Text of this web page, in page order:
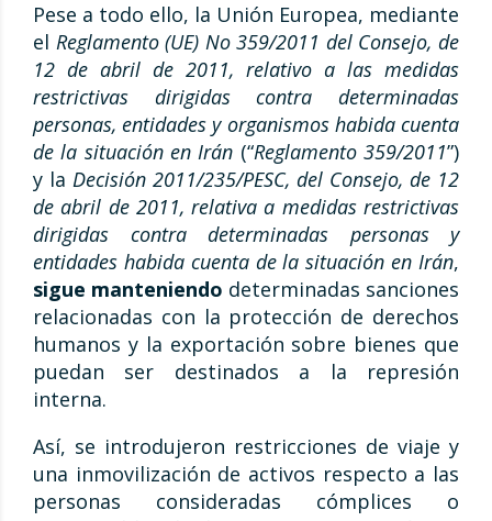
Pese a todo ello, la Unión Europea, mediante
el Reglamento (UE) No 359/2011 del Consejo, de
12 de abril de 2011, relativo a las medidas
restrictivas dirigidas contra determinadas
personas, entidades y organismos habida cuenta
de la situación en Irán (“Reglamento 359/2011”)
y la Decisión 2011/235/PESC, del Consejo, de 12
de abril de 2011, relativa a medidas restrictivas
dirigidas contra determinadas personas y
entidades habida cuenta de la situación en Irán,
sigue manteniendo determinadas sanciones
relacionadas con la protección de derechos
humanos y la exportación sobre bienes que
puedan ser destinados a la represión
interna.
Así, se introdujeron restricciones de viaje y
una inmovilización de activos respecto a las
personas consideradas cómplices o